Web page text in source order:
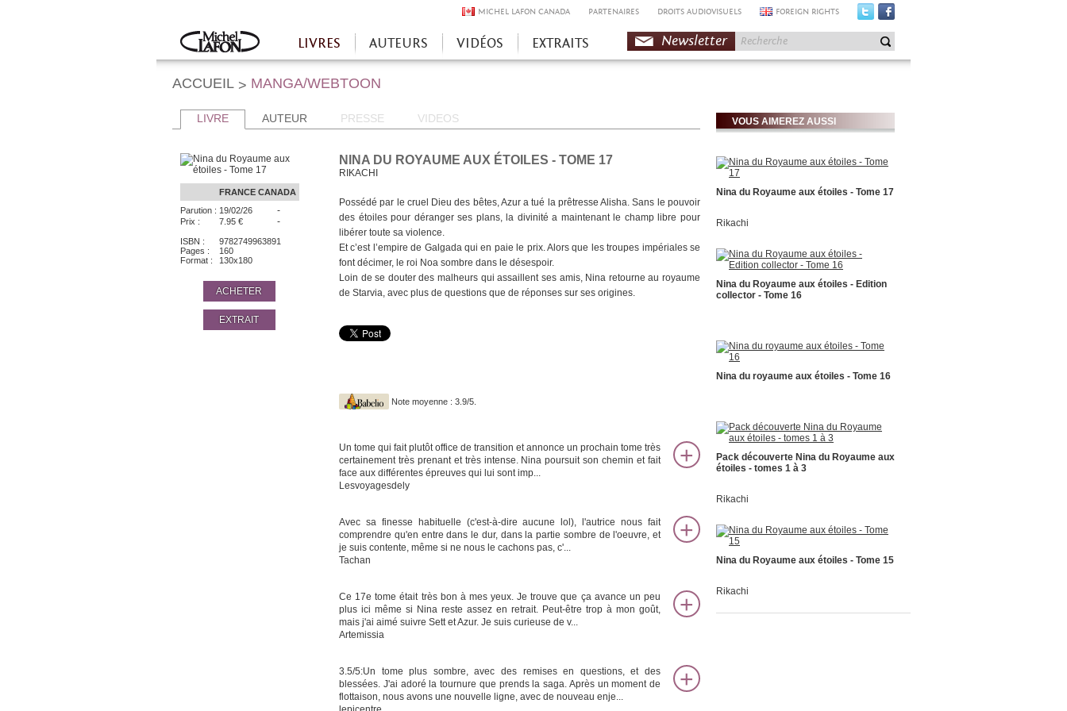
MICHEL LAFON CANADA PARTENAIRES DROITS AUDIOVISUELS FOREIGN RIGHTS
Accueil
LIVRES AUTEURS VIDÉOS EXTRAITS Newsletter
ACCUEIL > MANGA/WEBTOON
LIVRE AUTEUR PRESSE VIDEOS
FRANCE CANADA
Parution : 19/02/26 -
Prix : 7.95 € -
ISBN :
9782749963891
Pages :
160
Format :
130x180
ACHETER
EXTRAIT
NINA DU ROYAUME AUX ÉTOILES - TOME 17
RIKACHI
Possédé par le cruel Dieu des bêtes, Azur a tué la prêtresse Alisha. Sans le pouvoir
des étoiles pour déranger ses plans, la divinité a maintenant le champ libre pour
libérer toute sa violence.
Et c’est l’empire de Galgada qui en paie le prix. Alors que les troupes impériales se
font décimer, le roi Noa sombre dans le désespoir.
Loin de se douter des malheurs qui assaillent ses amis, Nina retourne au royaume
de Starvia, avec plus de questions que de réponses sur ses origines.
Note moyenne : 3.9/5.
Un tome qui fait plutôt office de transition et annonce un prochain tome très
certainement très prenant et très intense. Nina poursuit son chemin et fait
face aux différentes épreuves qui lui sont imp...
Lesvoyagesdely
Avec sa finesse habituelle (c'est-à-dire aucune lol), l'autrice nous fait
comprendre qu'en entre dans le dur, dans la partie sombre de l'oeuvre, et
je suis contente, même si ne nous le cachons pas, c'...
Tachan
Ce 17e tome était très bon à mes yeux. Je trouve que ça avance un peu
plus ici même si Nina reste assez en retrait. Peut-être trop à mon goût,
mais j'ai aimé suivre Sett et Azur. Je suis curieuse de v...
Artemissia
3.5/5:Un tome plus sombre, avec des remises en questions, et des
blessées. J'ai adoré la tournure que prends la saga. Après un moment de
flottaison, nous avons une nouvelle ligne, avec de nouveau enje...
VOUS AIMEREZ AUSSI
Nina du Royaume aux étoiles - Tome 17
Rikachi
Nina du Royaume aux étoiles - Edition
collector - Tome 16
Nina du royaume aux étoiles - Tome 16
Pack découverte Nina du Royaume aux
étoiles - tomes 1 à 3
Rikachi
Nina du Royaume aux étoiles - Tome 15
Rikachi